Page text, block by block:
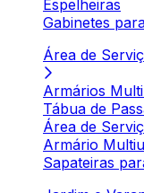
Espelheiras
Gabinetes
Área de
Armários
Tábua de
Área de
Armário
Sapateiras